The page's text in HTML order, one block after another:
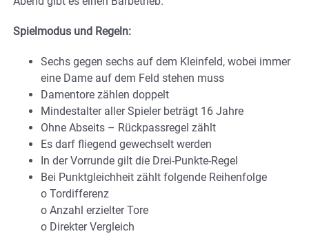
Spielmodus und Regeln:
Sechs gegen sechs auf dem Kleinfeld, wobei immer
eine Dame auf dem Feld stehen muss
Damentore zählen doppelt
Mindestalter aller Spieler beträgt 16 Jahre
Ohne Abseits – Rückpassregel zählt
Es darf fliegend gewechselt werden
In der Vorrunde gilt die Drei-Punkte-Regel
Bei Punktgleichheit zählt folgende Reihenfolge
o Tordifferenz
o Anzahl erzielter Tore
o Direkter Vergleich